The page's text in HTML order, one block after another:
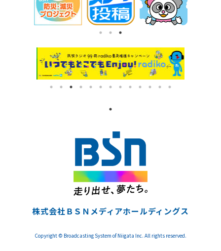
株式会社ＢＳＮメディアホールディングス
Copyright © Broadcasting System of Niigata Inc. All rights reserved.